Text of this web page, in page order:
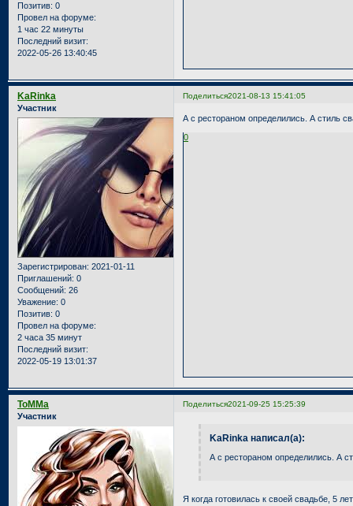
Позитив: 0
Провел на форуме:
1 час 22 минуты
Последний визит:
2022-05-26 13:40:45
Поделиться2021-08-13 15:41:05
KaRinka
Участник
Зарегистрирован: 2021-01-11
Приглашений: 0
Сообщений: 26
Уважение: 0
Позитив: 0
Провел на форуме:
2 часа 35 минут
Последний визит:
2022-05-19 13:01:37
А с рестораном определились. А стиль
0
Поделиться2021-09-25 15:25:39
ToMMa
Участник
KaRinka написал(а):
А с рестораном определились. А
Я когда готовилась к своей свадьбе, 5